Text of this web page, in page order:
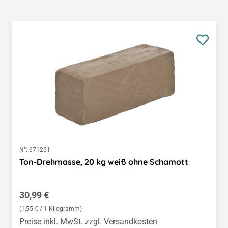
N°: 671261
Ton-Drehmasse, 20 kg weiß ohne Schamott
Regulärer Preis:
30,99 €
(1,55 € / 1 Kilogramm)
Preise inkl. MwSt. zzgl. Versandkosten